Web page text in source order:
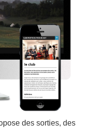
des sorties, des